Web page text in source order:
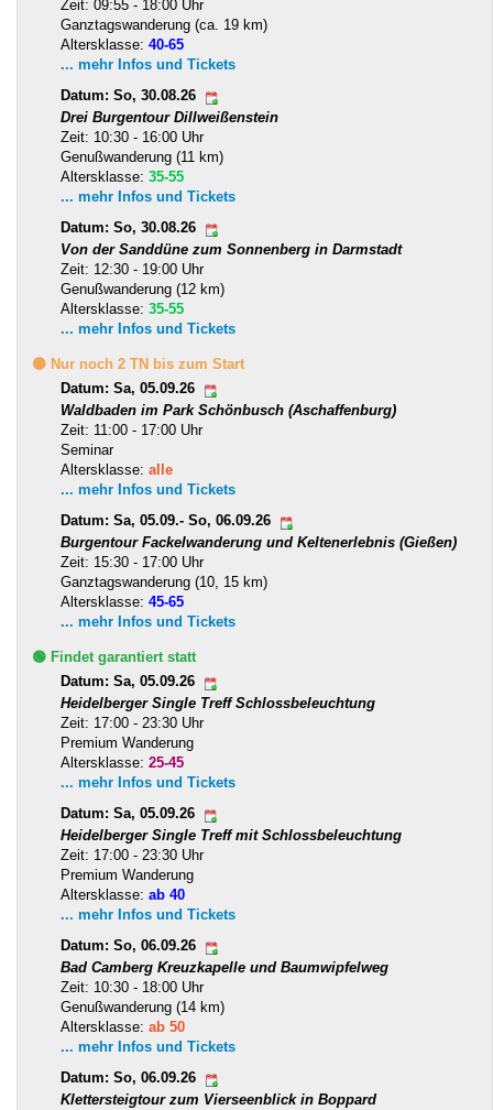
Zeit: 09:55 - 18:00 Uhr
Ganztagswanderung (ca. 19 km)
Altersklasse: 40-65
... mehr Infos und Tickets
Datum: So, 30.08.26
Drei Burgentour Dillweißenstein
Zeit: 10:30 - 16:00 Uhr
Genußwanderung (11 km)
Altersklasse: 35-55
... mehr Infos und Tickets
Datum: So, 30.08.26
Von der Sanddüne zum Sonnenberg in Darmstadt
Zeit: 12:30 - 19:00 Uhr
Genußwanderung (12 km)
Altersklasse: 35-55
... mehr Infos und Tickets
🟡 Nur noch 2 TN bis zum Start
Datum: Sa, 05.09.26
Waldbaden im Park Schönbusch (Aschaffenburg)
Zeit: 11:00 - 17:00 Uhr
Seminar
Altersklasse: alle
... mehr Infos und Tickets
Datum: Sa, 05.09.- So, 06.09.26
Burgentour Fackelwanderung und Keltenerlebnis (Gießen)
Zeit: 15:30 - 17:00 Uhr
Ganztagswanderung (10, 15 km)
Altersklasse: 45-65
... mehr Infos und Tickets
🟢 Findet garantiert statt
Datum: Sa, 05.09.26
Heidelberger Single Treff Schlossbeleuchtung
Zeit: 17:00 - 23:30 Uhr
Premium Wanderung
Altersklasse: 25-45
... mehr Infos und Tickets
Datum: Sa, 05.09.26
Heidelberger Single Treff mit Schlossbeleuchtung
Zeit: 17:00 - 23:30 Uhr
Premium Wanderung
Altersklasse: ab 40
... mehr Infos und Tickets
Datum: So, 06.09.26
Bad Camberg Kreuzkapelle und Baumwipfelweg
Zeit: 10:30 - 18:00 Uhr
Genußwanderung (14 km)
Altersklasse: ab 50
... mehr Infos und Tickets
Datum: So, 06.09.26
Klettersteigtour zum Vierseenblick in Boppard